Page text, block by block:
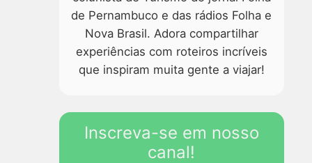
de Pernambuco e das rádios Folha e
Nova Brasil. Adora compartilhar
experiências com roteiros incríveis
que inspiram muita gente a viajar!
Inscreva-se em nosso
canal!